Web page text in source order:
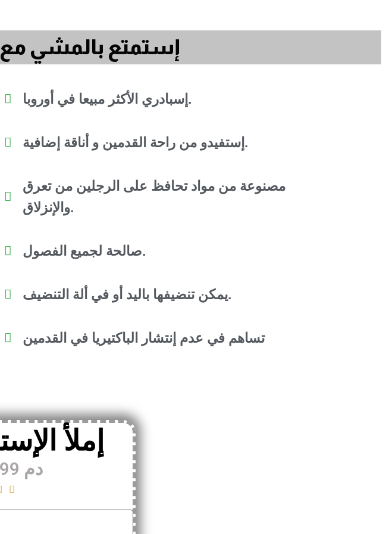
إستمتع بالمشي مع
إسبادري الأكثر مبيعا في أوروبا.
إستفيدو من راحة القدمين و أناقة إضافية.
مصنوعة من مواد تحافظ على الرجلين من تعرق
والإنزلاق.
صالحة لجميع الفصول.
يمكن تنضيفها باليد أو في ألة التنضيف.
تساهم في عدم إنتشار الباكتيريا في القدمين
إملأ
899 دم
